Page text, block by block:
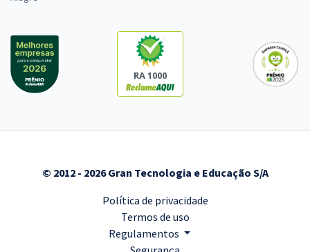
RA 1000
© 2012 - 2026 Gran Tecnologia e Educação S/A
Política de privacidade
Termos de uso
Regulamentos